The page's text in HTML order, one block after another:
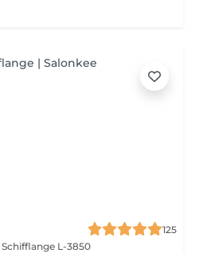
125
Schifflange L-3850